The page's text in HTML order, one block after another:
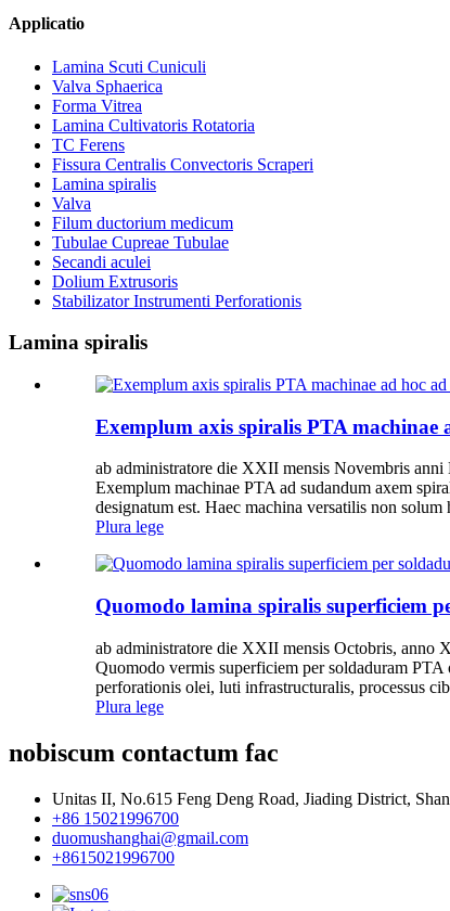
Applicatio
Lamina Scuti Cuniculi
Valva Sphaerica
Forma Vitrea
Lamina Cultivatoris Rotatoria
TC Ferens
Fissura Centralis Convectoris Scraperi
Lamina spiralis
Valva
Filum ductorium medicum
Tubulae Cupreae Tubulae
Secandi aculei
Dolium Extrusoris
Stabilizator Instrumenti Perforationis
Lamina spiralis
Exemplum axis spiralis PTA machinae
ab administratore die XXII mensis Novembris
Exemplum machinae PTA ad sudandum axem
designatum est. Haec machina versatilis non
Plura lege
Quomodo lamina spiralis superficiem
ab administratore die XXII mensis Octobris, anno
Quomodo vermis superficiem per soldaduram
perforationis olei, luti infrastructuralis, processus
Plura lege
nobiscum contactum fac
Unitas II, No.615 Feng Deng Road, Jiading District,
+86 15021996700
duomushanghai@gmail.com
+8615021996700